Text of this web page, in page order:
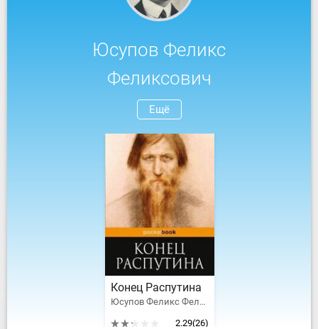
Юсупов Феликс
Феликсович
Ещё
Конец Распутина
Юсупов Феликс Феликсович
2.29(26)